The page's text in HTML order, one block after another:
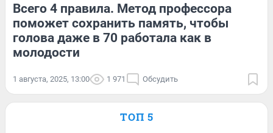
Всего 4 правила. Метод профессора
поможет сохранить память, чтобы
голова даже в 70 работала как в
молодости
1 августа, 2025, 13:00 1 971 Обсудить
ТОП 5